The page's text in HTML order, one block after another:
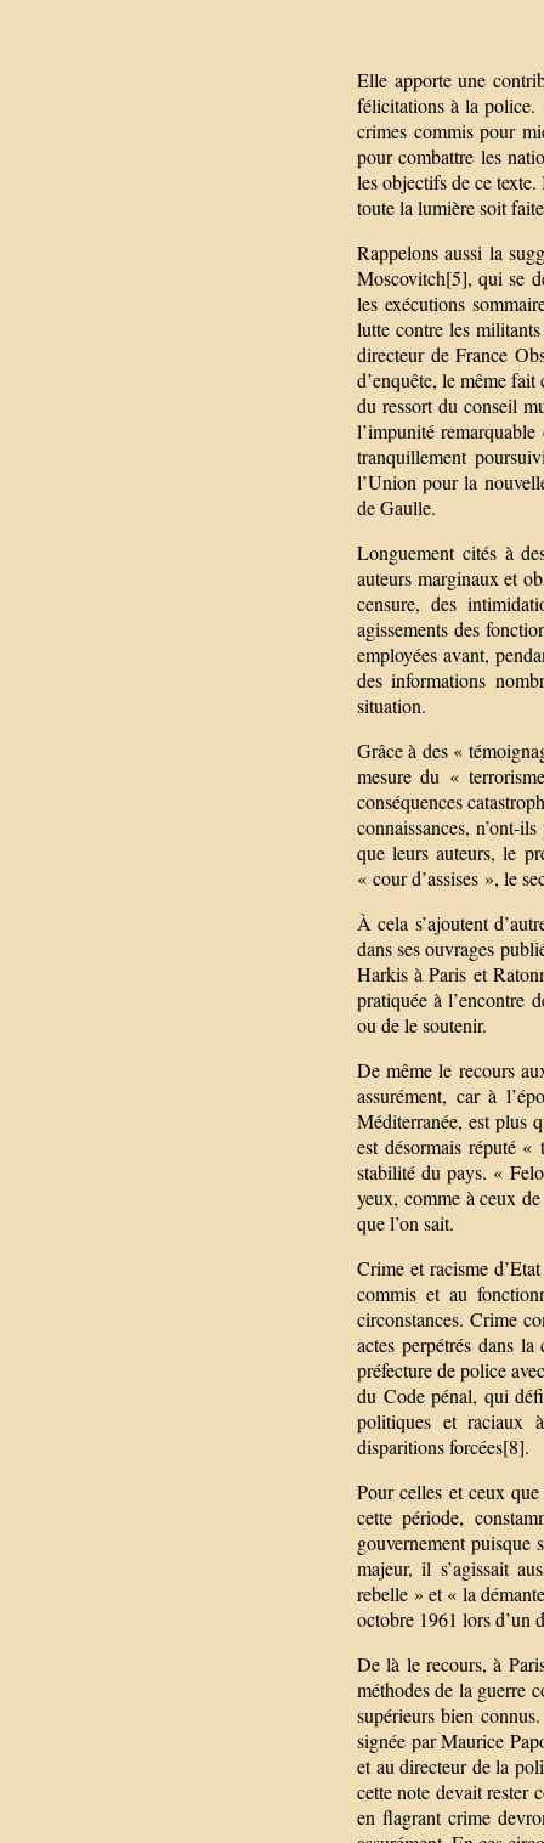
Elle apporte une
félicitations à la police.
crimes commis pour
pour combattre les
les objectifs de ce
toute la lumière soit
Rappelons aussi la
Moscovitch[5], qui se
les exécutions
lutte contre les
directeur de France
d’enquête, le même
du ressort du conseil
l’impunité
tranquillement
l’Union pour la
de Gaulle.
Longuement cités à
auteurs marginaux et
censure, des
agissements des
employées avant,
des informations
situation.
Grâce à des «
mesure du «
conséquences
connaissances, n’ont-
que leurs auteurs, le
« cour d’assises », le
À cela s’ajoutent
dans ses ouvrages
Harkis à Paris et
pratiquée à l’encontre
ou de le soutenir.
De même le recours
assurément, car à
Méditerranée, est plus
est désormais réputé
stabilité du pays. «
yeux, comme à ceux
que l’on sait.
Crime et racisme
commis et au
circonstances. Crime
actes perpétrés dans
préfecture de police
du Code pénal, qui
politiques et raciaux
disparitions forcées[8].
Pour celles et ceux
cette période,
gouvernement puisque
majeur, il s’agissait
rebelle » et « la
octobre 1961 lors d’un
De là le recours, à
méthodes de la guerre
supérieurs bien
signée par Maurice
et au directeur de la
cette note devait rester
en flagrant crime